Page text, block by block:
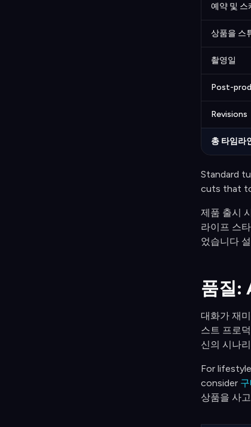
예약 및 스
상품을 스
촬영일
Post-
Revisions
총 타임라
Standard
cuts that
제품 출시
라이프 스
었습니다
품질:
대화가 재
스트 프로
신의 시나
For
consider
상품을 사